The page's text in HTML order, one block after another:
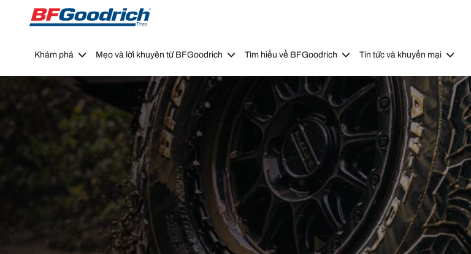
Go to page content
Go to page navigation
Khám phá Mẹo và lời khuyên từ BFGoodrich Tìm hiểu về BFGoodrich Tin tức và khuyến mại